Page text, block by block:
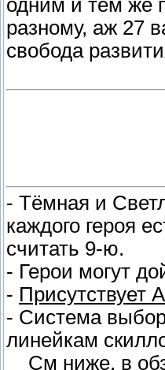
разному, аж 27
свобода
- Тёмная и
каждого героя
считать 9-ю.
- Герои могут
- Присутствует
- Система
линейкам
__См ниже, в